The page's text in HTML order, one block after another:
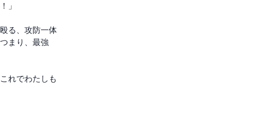
」
る、攻防一体
まり、最強
れでわたしも